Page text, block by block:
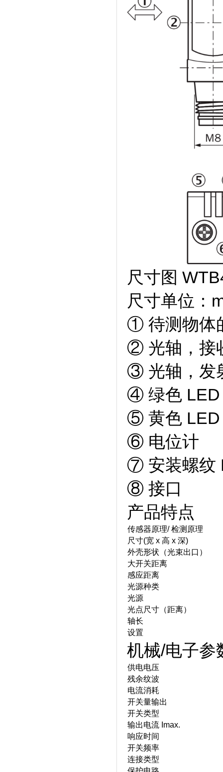
尺寸图
尺寸单位：
① 待测物体
② 光轴，接
③ 光轴，发
④ 绿色 LED
⑤ 黄色 LED
⑥ 电位计
⑦ 安装螺纹
⑧ 接口
产品特点
传感器原理/ 检测原理
尺寸(宽 x 高 x 深)
外壳形状（光束出口）
大开关距离
感应距离
光源种类
光源
光点尺寸（距离）
轴长
设置
机械/电子参
供电电压
残余纹波
电流消耗
开关量输出
开关类型
输出电流 Imax.
响应时间
开关频率
连接类型